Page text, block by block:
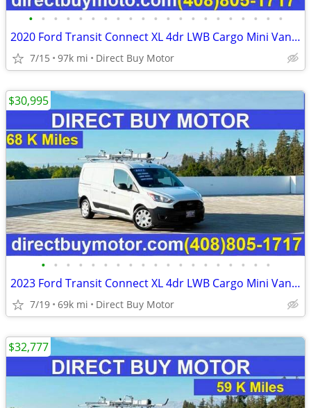
• • • • • • • • • • • • • • • • • • • • •
2020 Ford Transit Connect XL 4dr LWB Cargo Mini Van w/Rear Doors Carg
7/15 97k mi Direct Buy Motor
• • • • • • • • • • • • • • • • • • •
2023 Ford Transit Connect XL 4dr LWB Cargo Mini Van w/Rear Doors Carg
7/19 69k mi Direct Buy Motor
$30,995
$32,777